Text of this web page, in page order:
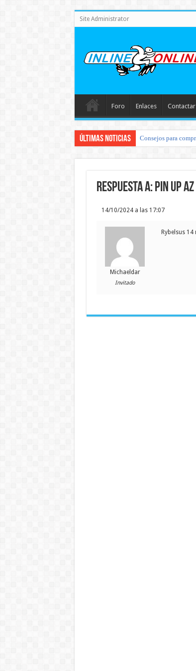
Site Administrator
Foro Enlaces Contactar
Últimas noticias Consejos para
Respuesta a: pin up az
14/10/2024 a las 17:07
Michaeldar
Invitado
Rybelsus